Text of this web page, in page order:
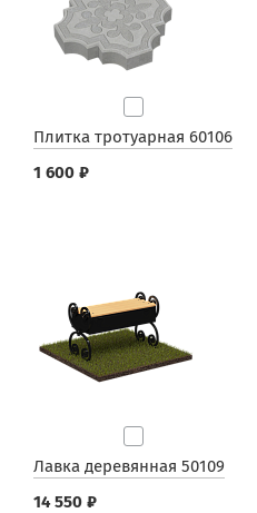
Плитка тротуарная 60106
1 600 ₽
Лавка деревянная 50109
14 550 ₽